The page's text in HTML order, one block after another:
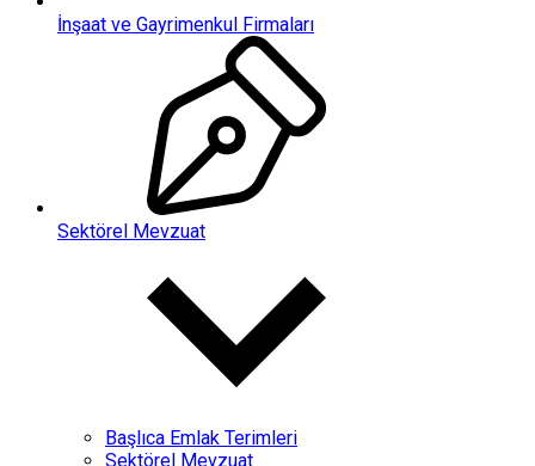
İnşaat ve Gayrimenkul Firmaları
Sektörel Mevzuat
Başlıca Emlak Terimleri
Sektörel Mevzuat